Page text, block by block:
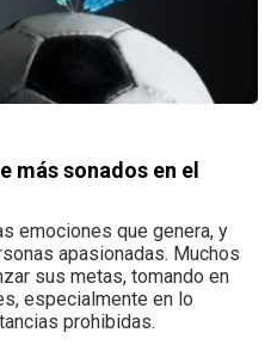
más sonados en el
emociones que genera, y
apasionadas. Muchos
sus metas, tomando en
especialmente en lo
prohibidas.